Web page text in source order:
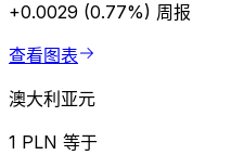
+0.0029 (0.77%) 周报
查看图表
澳大利亚元
1 PLN 等于